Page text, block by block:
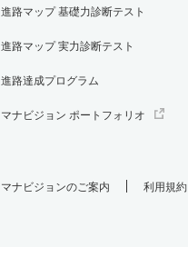
進路マップ 基礎力診断テスト
進路マップ 実力診断テスト
進路達成プログラム
マナビジョン ポートフォリオ
マナビジョンのご案内 利用規約